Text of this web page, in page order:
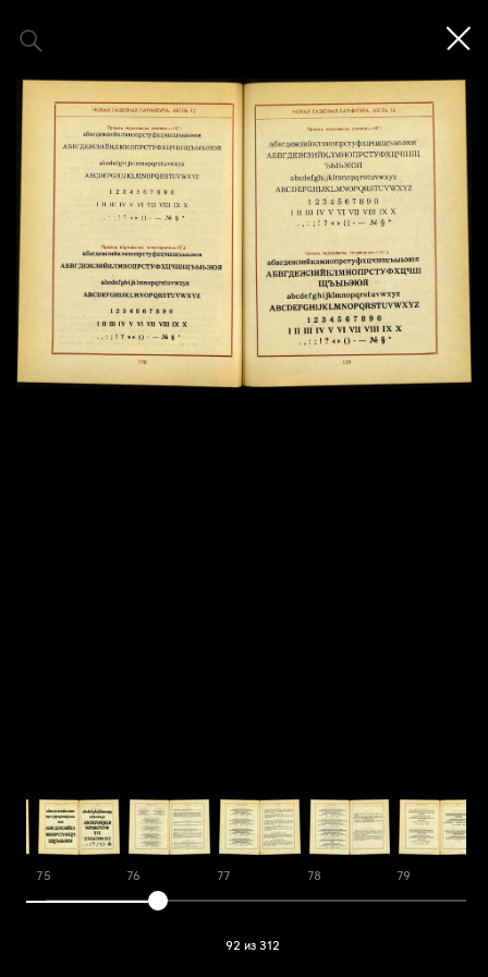
75 76 77 78 79
92 из 312